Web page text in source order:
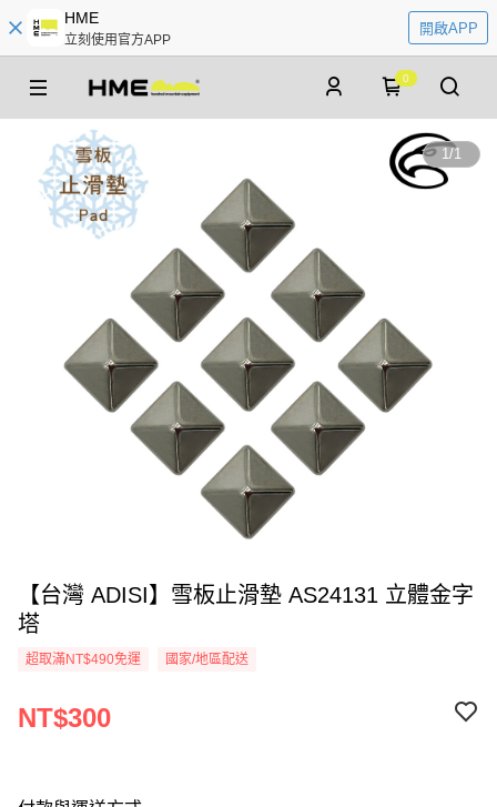
HME
立刻使用官方APP
開啟APP
0
1/1
【台灣 ADISI】雪板止滑墊 AS24131 立體金字
塔
超取滿NT$490免運 國家/地區配送
NT$300